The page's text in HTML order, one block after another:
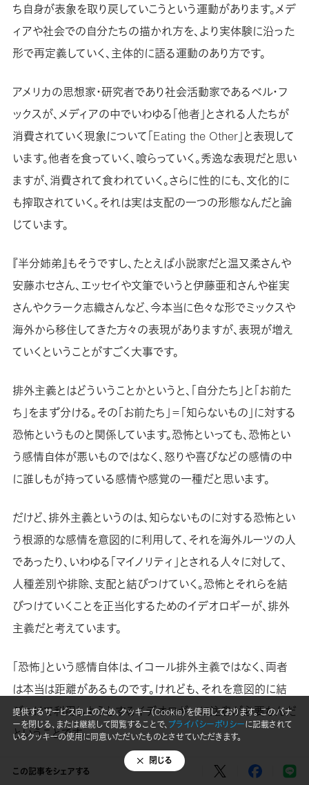
ち自身が表象を取り戻していこうという運動があります。メデ
ィアや社会での自分たちの描かれ方を、より実体験に沿った
形で再定義していく、主体的に語る運動のあり方です。
アメリカの思想家・研究者であり社会活動家であるベル・フ
ックスが、メディアの中でいわゆる「他者」とされる人たちが
消費されていく現象について「Eating the Other」と表現して
います。他者を食っていく、喰らっていく。秀逸な表現だと思い
ますが、消費されて食われていく。さらに性的にも、文化的に
も搾取されていく。それは実は支配の一つの形態なんだと論
じています。
『半分姉弟』もそうですし、たとえば小説家だと温又柔さんや
安藤ホセさん、エッセイや文筆でいうと伊藤亜和さんや崔実
さんやクラーク志織さんなど、今本当に色々な形でミックスや
海外から移住してきた方々の表現がありますが、表現が増え
ていくということがすごく大事です。
排外主義とはどういうことかというと、「自分たち」と「お前た
ち」をまず分ける。その「お前たち」＝「知らないもの」に対する
恐怖というものと関係しています。恐怖といっても、恐怖とい
う感情自体が悪いものではなく、怒りや喜びなどの感情の中
に誰しもが持っている感情や感覚の一種だと思います。
だけど、排外主義というのは、知らないものに対する恐怖とい
う根源的な感情を意図的に利用して、それを海外ルーツの人
であったり、いわゆる「マイノリティ」とされる人々に対して、
人種差別や排除、支配と結びつけていく。恐怖とそれらを結
びつけていくことを正当化するためのイデオロギーが、排外
主義だと考えています。
「恐怖」という感情自体は、イコール排外主義ではなく、両者
は本当は距離があるものです。けれども、それを意図的に結
びつけて利用しようとするイデオロギーに注意が必要なんだ
ということです。
だから、それを怖いと思う感情が排外的なものに結びついた
この記事をシェアする
提供するサービス向上のため、クッキー（Cookie）を使用しております。 このバナ
ーを閉じる、または継続して閲覧することで、プライバシーポリシーに記載されて
いるクッキーの使用に同意いただいたものとさせていただきます。
閉じる